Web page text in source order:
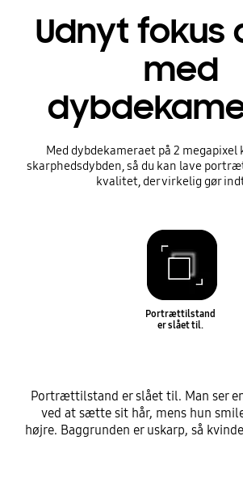
Udnyt fokus
med
Med dybdekameraet på 2 megapixel
skarphedsdybden, så du kan lave
kvalitet, der virkelig gør
Portrættilstand
er slået til.
Portrættilstand er slået til. Man ser
ved at sætte sit hår, mens hun
højre. Baggrunden er uskarp, så